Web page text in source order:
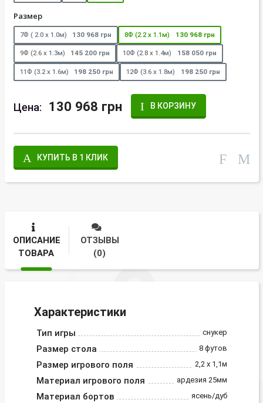
Размер
7Ф ( 2.0 х 1.0м) 130 968 грн 8Ф (2.2 х 1.1м) 130 968 грн
9Ф (2.6 х 1.3м) 145 200 грн 10Ф (2.8 х 1.4м) 158 050 грн
11Ф (3.2 х 1.6м) 198 250 грн 12Ф (3.6 х 1.8м) 198 250 грн
Цена: 130 968 грн В КОРЗИНУ
КУПИТЬ В 1 КЛИК
ОПИСАНИЕ
ТОВАРА
ОТЗЫВЫ
(0)
Характеристики
Тип игры снукер
Размер стола 8 футов
Размер игрового поля 2,2 х 1,1м
Материал игрового поля ардезия 25мм
Материал бортов ясень/дуб